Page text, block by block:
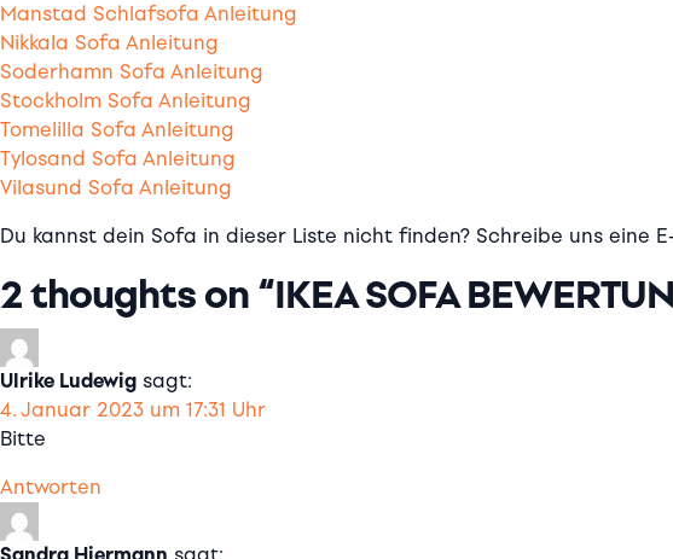
Manstad Schlafsofa Anleitung
Nikkala Sofa Anleitung
Soderhamn Sofa Anleitung
Stockholm Sofa Anleitung
Tomelilla Sofa Anleitung
Tylosand Sofa Anleitung
Vilasund Sofa Anleitung
Du kannst dein Sofa in dieser Liste nicht finden? Schreibe uns eine
2 thoughts on “IKEA SOFA
Ulrike Ludewig sagt:
4. Januar 2023 um 17:31 Uhr
Bitte
Antworten